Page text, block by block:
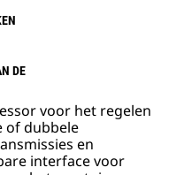
DE
voor het regelen
of dubbele
en
interface voor